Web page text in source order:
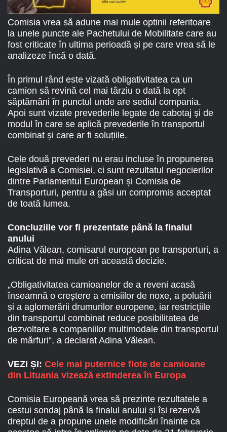
Comisia vrea să adune mai mule optinii referitoare
la unele puncte ale Pachetului de Mobilitate care au
fost criticate în ultima perioadă și pe care vrea să le
analizeze încă o dată.
În primul rând este vizată obligativitatea ca un
camion să revină cel mai târziu o dată la opt
săptămâni în punctul unde are sediul compania.
Apoi sunt vizate prevederile legate de cabotaj și de
modul în care se aplică prevederile în transportul
combinat și care ar fi soluțiile.
Cele două prevederi nu erau incluse în propunerea
legislativă a Comisiei, ci sunt rezultatul negocierilor
dintre Parlamentul European și Comisia de
Transporturi, pentru a găsi un compromis acceptat
de toată lumea.
Concluziile vor fi prezentate până la finalul
anului
Adina Vălean, comisarul european pe transporturi, a
criticat de mai mule ori această decizie.
„Obligativitatea camioanelor de a reveni acasă
înseamnă o creștere a emisiilor de noxe, a poluării
și a aglomerării drumurilor europene, iar restricțiile
din transportul combinat reduce posibilitatea de
dezvoltare a companiilor multimodale din transportul
de mărfuri“, a declarat Adina Vălean.
VEZI ȘI: Cele mai puternice flote de camioane
din Lituania vizează extinderea în Europa
Comisia Europeană vrea să prezinte rezultatele a
cestui sondaj până la finalul anului și își rezervă
dreptul de a propune unele modificări înainte ca